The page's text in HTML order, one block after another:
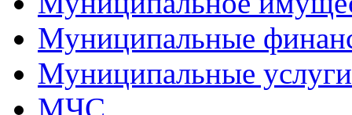
Муниципальные
Муниципальные услуги